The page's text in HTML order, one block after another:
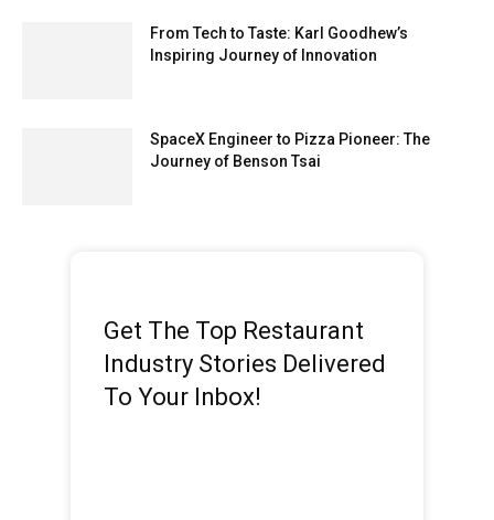
From Tech to Taste: Karl Goodhew’s
Inspiring Journey of Innovation
SpaceX Engineer to Pizza Pioneer: The
Journey of Benson Tsai
Get The Top Restaurant
Industry Stories Delivered
To Your Inbox!